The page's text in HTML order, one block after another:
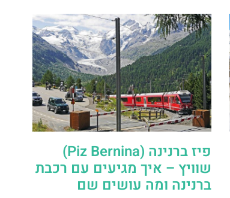
פיז ברנינה (Piz Bernina)
שוויץ – איך מגיעים עם רכבת
ברנינה ומה עושים שם